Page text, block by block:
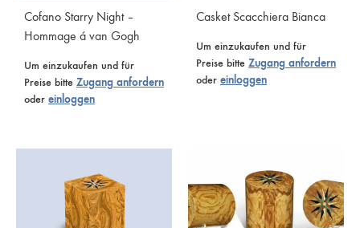
Cofano Starry Night –
Hommage á van Gogh
Um einzukaufen und für
Preise bitte Zugang anfordern
oder einloggen
Casket Scacchiera Bianca
Um einzukaufen und für
Preise bitte Zugang anfordern
oder einloggen